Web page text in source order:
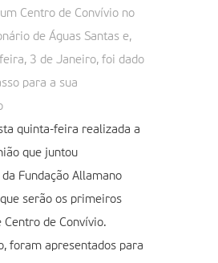
Centro de Convívio no
de Águas Santas e,
3 de Janeiro, foi dado
para a sua
quinta-feira realizada a
que juntou
Fundação Allamano
serão os primeiros
Centro de Convívio.
foram apresentados para